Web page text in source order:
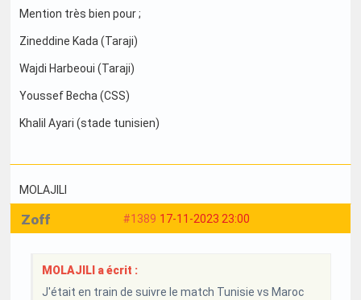
Mention très bien pour ;
Zineddine Kada (Taraji)
Wajdi Harbeoui (Taraji)
Youssef Becha (CSS)
Khalil Ayari (stade tunisien)
MOLAJILI
#1389 17-11-2023 23:00
Zoff
MOLAJILI a écrit :
J'était en train de suivre le match Tunisie vs Maroc